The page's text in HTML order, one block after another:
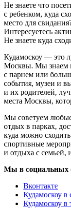
Не знаете что
с ребенком, куда
место для
Интересуетесь
Не знаете куда
Кудамоскоу — это
Москвы. Мы знаем
с парнем или
события, музеи и
и их родителей,
места Москвы,
Мы советуем
отдых в парках,
куда можно
спортивные
и отдыха с семьей,
Мы в социальных
Вконтакте
Кудамоскоу в
Кудамоскоу в